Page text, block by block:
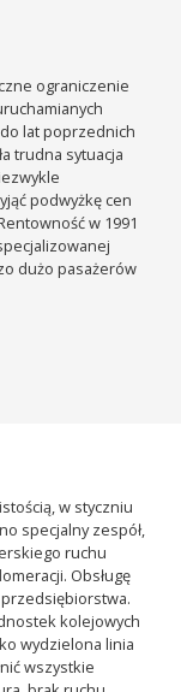
ograniczenie
lat poprzednich
trudna sytuacja
podwyżkę cen
w 1991
dużo pasażerów
w styczniu
specjalny zespół,
ruchu
Obsługę
kolejowych
wydzielona linia
wszystkie